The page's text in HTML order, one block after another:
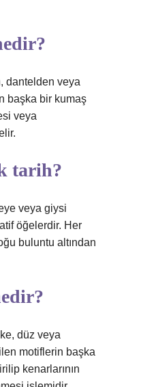
dantelden veya
başka bir kumaş
veya
tarih?
veya giysi
öğelerdir. Her
buluntu altından
düz veya
motiflerin başka
kenarlarının